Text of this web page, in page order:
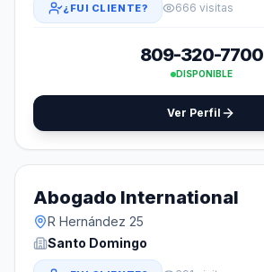
¿FUI CLIENTE? 666 visitas
809-320-7700
DISPONIBLE
Ver Perfil
Abogado International
R Hernández 25
Santo Domingo